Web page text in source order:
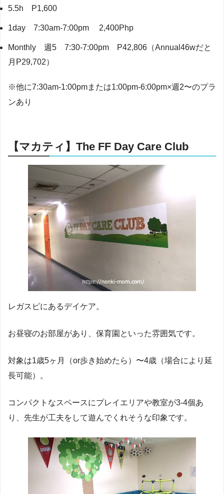
5.5h P1,600
1day 7:30am-7:00pm 2,400Php
Monthly 週5 7:30-7:00pm P42,806（Annual46wだと
月P29,702）
※他に7:30am-1:00pmまたは1:00pm-6:00pm×週2〜のプラ
ンあり
【マカティ】The FF Day Care Club
レガスピにあるデイケア。
お昼寝のお部屋があり、保育園といった雰囲気です。
対象は1歳5ヶ月（or歩き始めたら）〜4歳（場合により延
長可能）。
コンパクトなスペースにプレイエリアや教室が3-4個あ
り、先生が工夫をして遊んでくれそうな印象です。